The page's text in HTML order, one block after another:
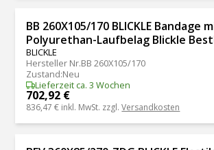
BB 260X105/170 BLICKLE Bandage
Polyurethan-Laufbelag Blickle
BLICKLE
Hersteller Nr.BB 260X105/170
Zustand:Neu
Lieferzeit ca. 3 Wochen
702,92 €
836,47 € inkl. MwSt. zzgl.Versandkosten